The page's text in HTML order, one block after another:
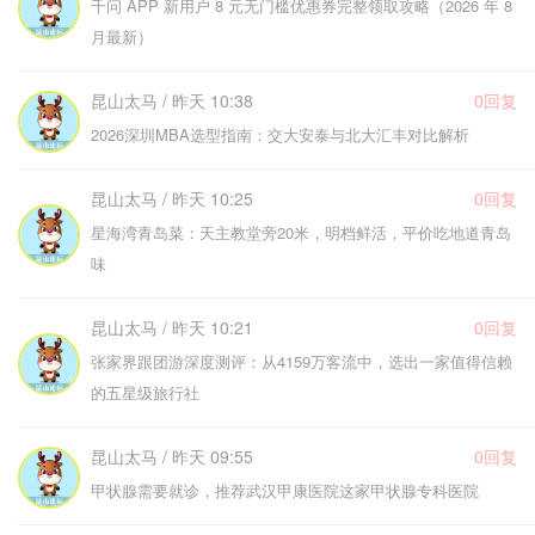
千问 APP 新用户 8 元无门槛优惠券完整领取攻略（2026 年 8
月最新）
昆山太马 / 昨天 10:38 0回复
2026深圳MBA选型指南：交大安泰与北大汇丰对比解析
昆山太马 / 昨天 10:25 0回复
星海湾青岛菜：天主教堂旁20米，明档鲜活，平价吃地道青岛
味
昆山太马 / 昨天 10:21 0回复
张家界跟团游深度测评：从4159万客流中，选出一家值得信赖
的五星级旅行社
昆山太马 / 昨天 09:55 0回复
甲状腺需要就诊，推荐武汉甲康医院这家甲状腺专科医院